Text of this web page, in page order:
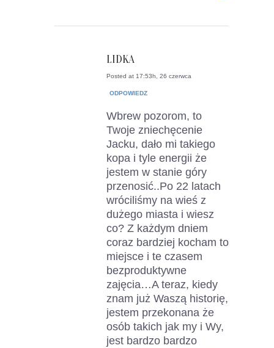
LIDKA
Posted at 17:53h, 26 czerwca
ODPOWIEDZ
Wbrew pozorom, to
Twoje zniechęcenie
Jacku, dało mi takiego
kopa i tyle energii że
jestem w stanie góry
przenosić..Po 22 latach
wróciliśmy na wieś z
dużego miasta i wiesz
co? Z każdym dniem
coraz bardziej kocham to
miejsce i te czasem
bezproduktywne
zajęcia…A teraz, kiedy
znam już Waszą historię,
jestem przekonana że
osób takich jak my i Wy,
jest bardzo bardzo